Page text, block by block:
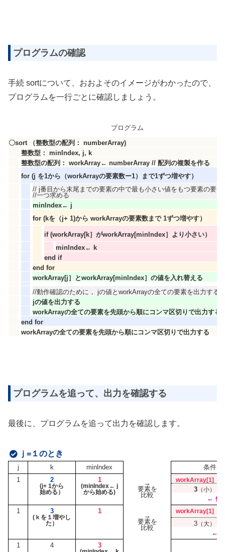
プログラムの確認
手続 sortについて、おおよそのイメージがわかったので、
プログラムを一行ごとに確認しましょう。
プログラム
〇sort （整数型の配列： numberArray)
整数型： minIndex, j, k
整数型の配列： workArray← numberArray // 配列の複製を作る
for (j を1から（workArrayの要素数ー1）まで1ずつ増やす）
// j番目から末尾までの要素の中で最も小さい値をもつ要素の要素
//一つ求める
minlndex← j
for (kを（j+ 1)から workArrayの要素数まで 1ずつ増やす）
if (workArray[k］がworkArray[minlndex］より小さい）
minlndex← k
end if
end for
workArray[j］とworkArray[minlndex］の値を入れ替える
//動作確認のために， jの値とworkArrayの全ての要素を出力する
jの値を出力する
workArrayの全ての要素を先頭から順にコンマ区切りで出力する
end for
workArrayの全ての要素を先頭から順にコンマ区切りで出力する
プログラムを追って、出力を確認する
最後に、プログラムを追って出力を確認します。
ｊ=１のとき
j k minlndex 条件：
1
2
(j+ 1から
始める）
1
(minlndex← j
から始める)
→
要素を
比較
workArray[1]
3（小）
← 偽
1
3
(ｋを１増やし
た）
1
→
要素を
比較
workArray[1]
3（大）
1
4 3